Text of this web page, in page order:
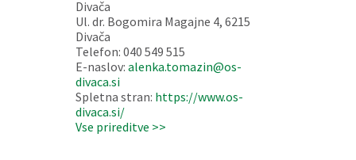
Divača
Ul. dr. Bogomira Magajne 4, 6215
Divača
Telefon: 040 549 515
E-naslov: alenka.tomazin@os-
divaca.si
Spletna stran: https://www.os-
divaca.si/
Vse prireditve >>